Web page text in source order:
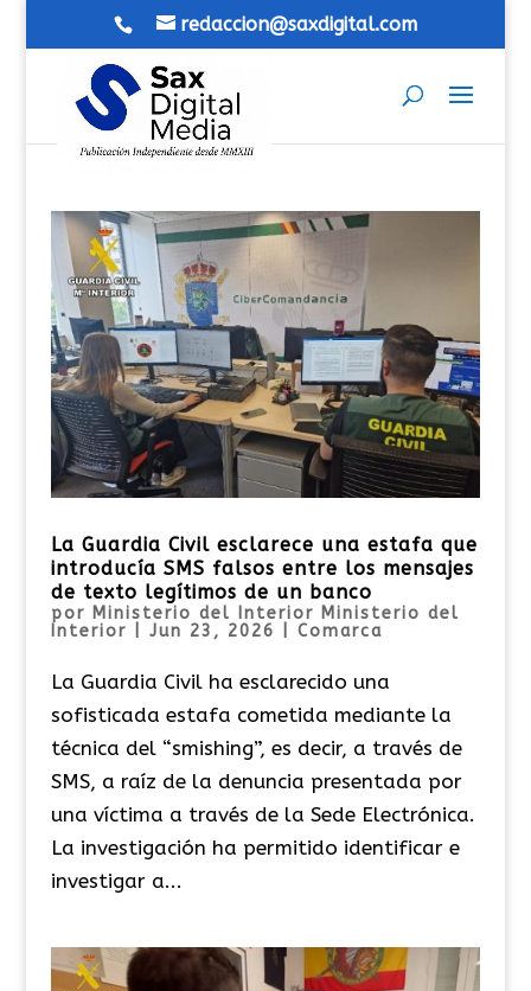
redaccion@saxdigital.com
La Guardia Civil esclarece una estafa que
introducía SMS falsos entre los mensajes
de texto legítimos de un banco
por Ministerio del Interior Ministerio del
Interior
Jun 23, 2026 Comarca
La Guardia Civil ha esclarecido una
sofisticada estafa cometida mediante la
técnica del “smishing”, es decir, a través de
SMS, a raíz de la denuncia presentada por
una víctima a través de la Sede Electrónica.
La investigación ha permitido identificar e
investigar a...